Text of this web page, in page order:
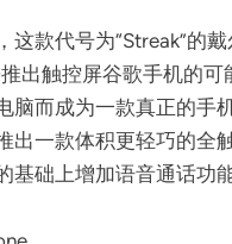
这款代号为“Streak”的
出触控屏谷歌手机的
脑而成为一款真正的手
出一款体积更轻巧的全
基础上增加语音通话功